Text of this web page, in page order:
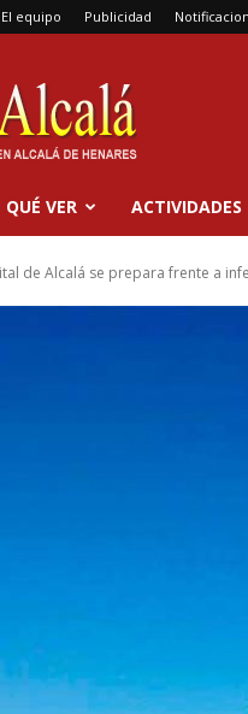
El equipo Publicidad
QUÉ VER ACTIVIDADES
de Alcalá se prepara frente a